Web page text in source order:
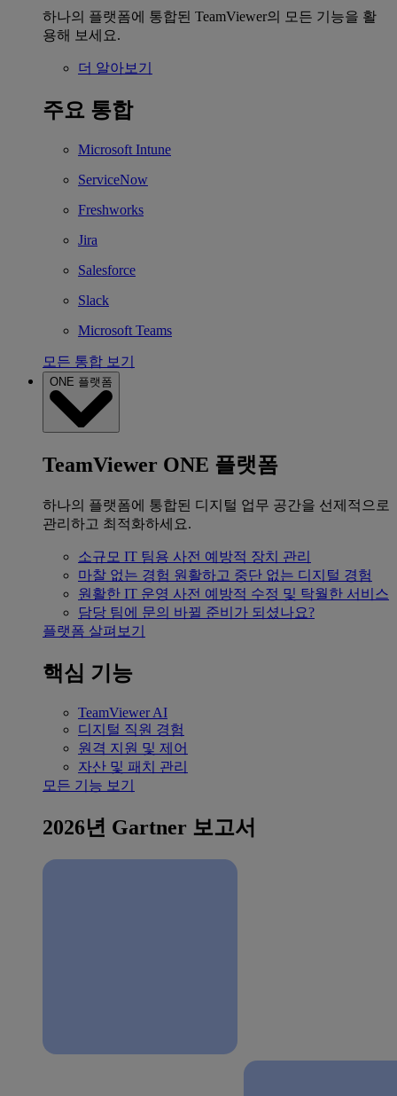
하나의 플랫폼에 통합된 TeamViewer의 모든 기능을 활
용해 보세요.
더 알아보기
주요 통합
Microsoft Intune
ServiceNow
Freshworks
Jira
Salesforce
Slack
Microsoft Teams
모든 통합 보기
ONE 플랫폼
TeamViewer ONE 플랫폼
하나의 플랫폼에 통합된 디지털 업무 공간을 선제적으로
관리하고 최적화하세요.
소규모 IT 팀용 사전 예방적 장치 관리
마찰 없는 경험 원활하고 중단 없는 디지털 경험
원활한 IT 운영 사전 예방적 수정 및 탁월한 서비스
담당 팀에 문의 바뀔 준비가 되셨나요?
플랫폼 살펴보기
핵심 기능
TeamViewer AI
디지털 직원 경험
원격 지원 및 제어
자산 및 패치 관리
모든 기능 보기
2026년 Gartner 보고서